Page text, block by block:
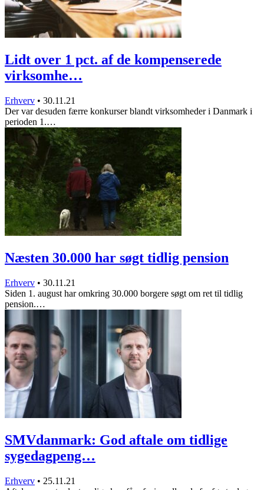
Lidt over 1 pct. af de kompenserede
virksomhe…
Erhverv • 30.11.21
Der var desuden færre konkurser blandt virksomheder i Danmark i
perioden 1.…
Næsten 30.000 har søgt tidlig pension
Erhverv • 30.11.21
Siden 1. august har omkring 30.000 borgere søgt om ret til tidlig
pension.…
SMVdanmark: God aftale om tidlige
sygedagpeng…
Erhverv • 25.11.21